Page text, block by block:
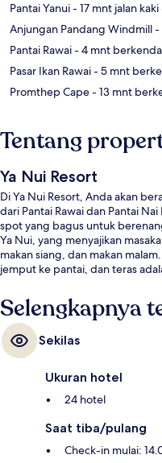
Pantai Yanui- 17 mnt jalan kaki
Anjungan Pandang Windmill-
Pantai Rawai- 4 mnt
Pasar Ikan Rawai- 5 mnt
Promthep Cape- 13 mnt
Tentang
Ya Nui Resort
Di Ya Nui Resort, Anda akan
dari Pantai Rawai dan Pantai
spot yang bagus untuk
Ya Nui, yang menyajikan
makan siang, dan makan
jemput ke pantai, dan teras
Selengkapnya
Sekilas
Ukuran hotel
24 hotel
Saat tiba/pulang
Check-in mulai: